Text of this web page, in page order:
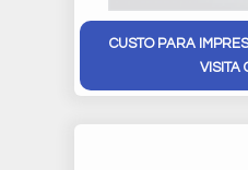
CUSTO PARA
VISITA